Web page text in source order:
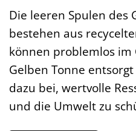
Die leeren Spulen des
bestehen aus
können problemlos im
Gelben Tonne
dazu bei, wertvolle
und die Umwelt zu